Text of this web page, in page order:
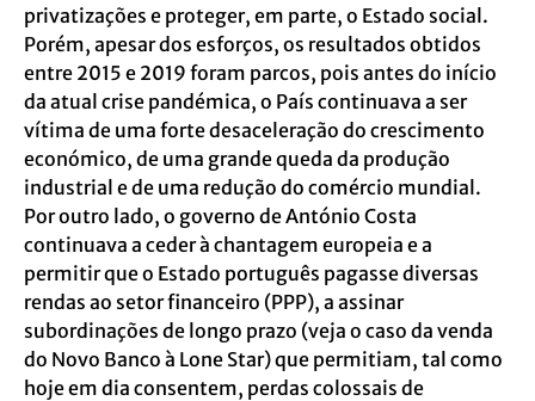
privatizações e proteger, em parte, o Estado social.
Porém, apesar dos esforços, os resultados obtidos
entre 2015 e 2019 foram parcos, pois antes do início
da atual crise pandémica, o País continuava a ser
vítima de uma forte desaceleração do crescimento
económico, de uma grande queda da produção
industrial e de uma redução do comércio mundial.
Por outro lado, o governo de António Costa
continuava a ceder à chantagem europeia e a
permitir que o Estado português pagasse diversas
rendas ao setor financeiro (PPP), a assinar
subordinações de longo prazo (veja o caso da venda
do Novo Banco à Lone Star) que permitiam, tal como
hoje em dia consentem, perdas colossais de